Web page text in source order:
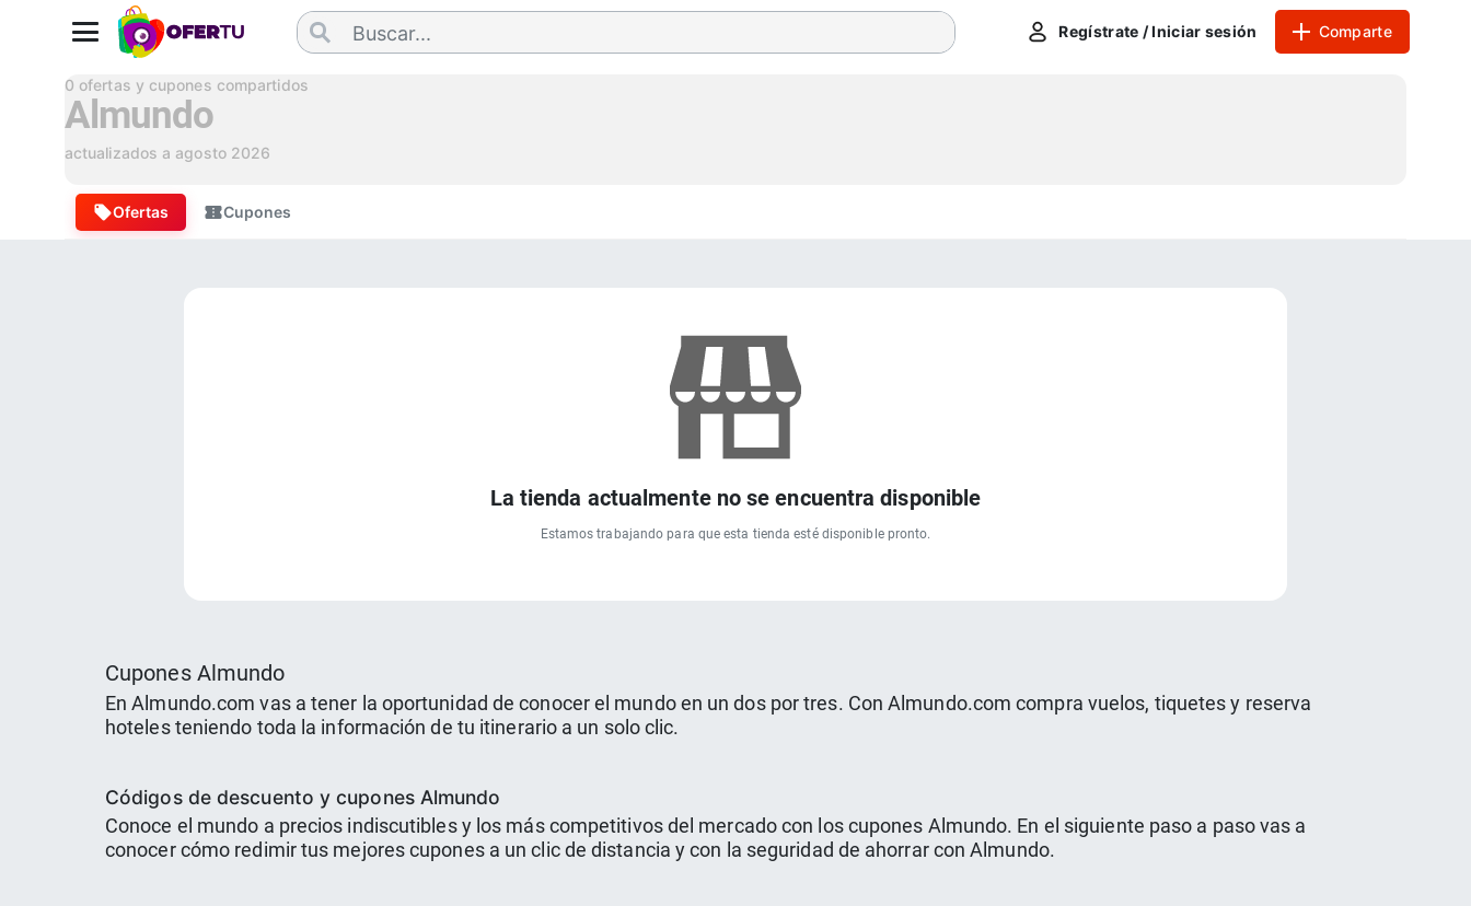
Regístrate / Iniciar sesión Comparte
0 ofertas y cupones compartidos
Almundo
actualizados a agosto 2026
Ofertas Cupones
La tienda actualmente no se encuentra disponible
Estamos trabajando para que esta tienda esté disponible pronto.
Cupones Almundo
En Almundo.com vas a tener la oportunidad de conocer el mundo en un dos por tres. Con Almundo.com compra vuelos, tiquetes y reserva
hoteles teniendo toda la información de tu itinerario a un solo clic.
Códigos de descuento y cupones Almundo
Conoce el mundo a precios indiscutibles y los más competitivos del mercado con los cupones Almundo. En el siguiente paso a paso vas a
conocer cómo redimir tus mejores cupones a un clic de distancia y con la seguridad de ahorrar con Almundo.